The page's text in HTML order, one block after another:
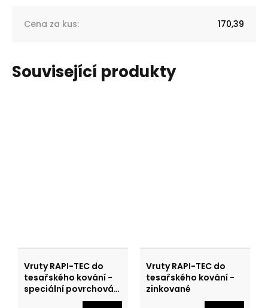
Cena za kus: 170,39
Související produkty
Vruty RAPI-TEC do
tesařského kování -
speciální povrchová
Vruty RAPI-TEC do
tesařského kování -
zinkované